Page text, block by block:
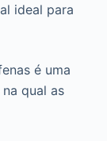
ideal para
é uma
qual as